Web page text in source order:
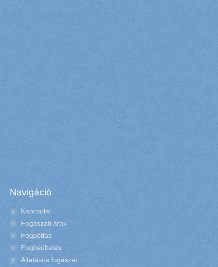
Navigáció
Kapcsolat
Fogászati árak
Fogpótlás
Fogbeültetés
Altatásos fogászat